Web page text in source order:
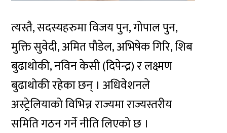
त्यस्तै, सदस्यहरुमा विजय पुन, गोपाल पुन,
मुक्ति सुवेदी, अमित पौडेल, अभिषेक गिरि, शिब
बुढाथोकी, नविन केसी (दिपेन्द्र) र लक्ष्मण
बुढाथोकी रहेका छन् । अधिवेशनले
अस्ट्रेलियाको विभिन्न राज्यमा राज्यस्तरीय
समिति गठन गर्ने नीति लिएको छ ।